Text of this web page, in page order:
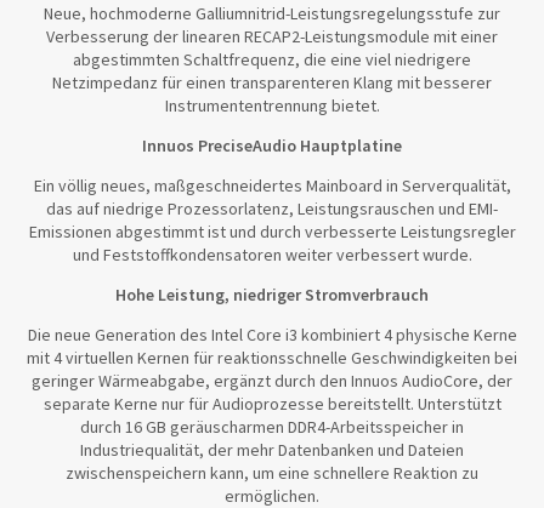
Neue, hochmoderne Galliumnitrid-Leistungsregelungsstufe zur
Verbesserung der linearen RECAP2-Leistungsmodule mit einer
abgestimmten Schaltfrequenz, die eine viel niedrigere
Netzimpedanz für einen transparenteren Klang mit besserer
Instrumententrennung bietet.
Innuos PreciseAudio Hauptplatine
Ein völlig neues, maßgeschneidertes Mainboard in Serverqualität,
das auf niedrige Prozessorlatenz, Leistungsrauschen und EMI-
Emissionen abgestimmt ist und durch verbesserte Leistungsregler
und Feststoffkondensatoren weiter verbessert wurde.
Hohe Leistung, niedriger Stromverbrauch
Die neue Generation des Intel Core i3 kombiniert 4 physische Kerne
mit 4 virtuellen Kernen für reaktionsschnelle Geschwindigkeiten bei
geringer Wärmeabgabe, ergänzt durch den Innuos AudioCore, der
separate Kerne nur für Audioprozesse bereitstellt. Unterstützt
durch 16 GB geräuscharmen DDR4-Arbeitsspeicher in
Industriequalität, der mehr Datenbanken und Dateien
zwischenspeichern kann, um eine schnellere Reaktion zu
ermöglichen.